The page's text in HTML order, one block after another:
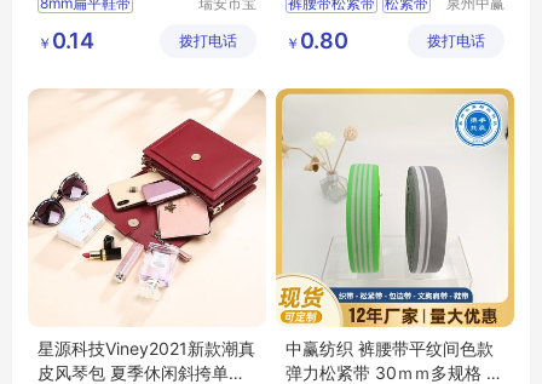
限公司
￥ 0.14 拨打电话
流行舒适防滑
有限公司
￥ 0.80 拨打电话
星源科技Viney2021新款潮真
皮风琴包 夏季休闲斜挎单肩
中赢纺织 裤腰带平纹间色款
弹力松紧带 30ｍｍ多规格 可